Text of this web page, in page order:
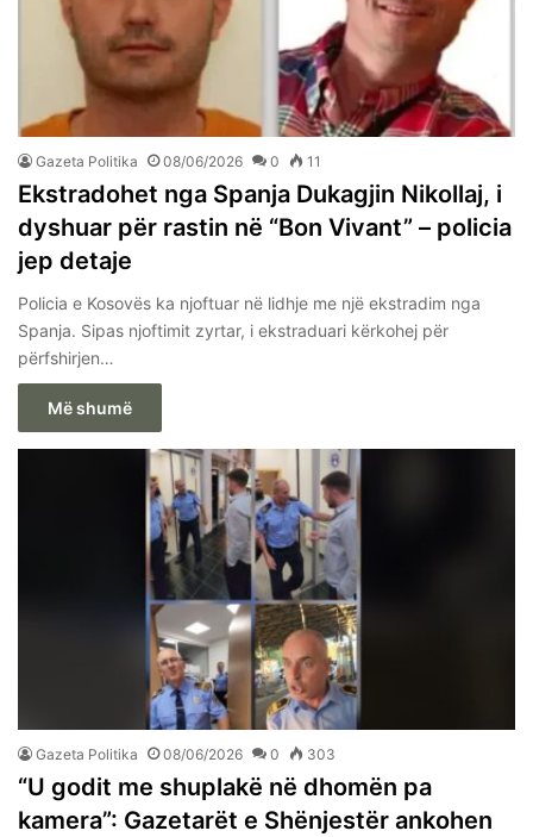
Gazeta Politika 08/06/2026 0 11
Ekstradohet nga Spanja Dukagjin Nikollaj, i
dyshuar për rastin në “Bon Vivant” – policia
jep detaje
Policia e Kosovës ka njoftuar në lidhje me një ekstradim nga
Spanja. Sipas njoftimit zyrtar, i ekstraduari kërkohej për
përfshirjen…
Më shumë
Gazeta Politika 08/06/2026 0 303
“U godit me shuplakë në dhomën pa
kamera”: Gazetarët e Shënjestër ankohen